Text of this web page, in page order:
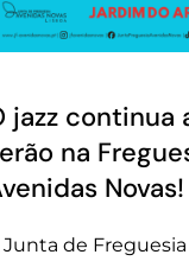
jazz continua
na
Novas!
Junta de